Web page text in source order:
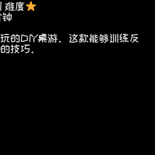
难度
钟
的DIY桌游。这款能够训练反
技巧。